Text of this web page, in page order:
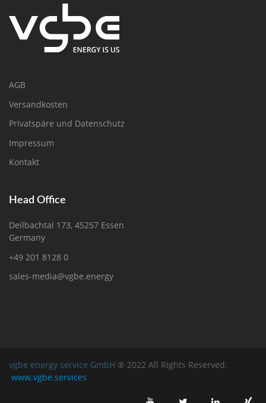
AGB
Versandkosten
Privatspäre und Datenschutz
Impressum
Kontakt
Head Office
Deilbachtal 173, 45257 Essen
Germany
+49 201 8128 0
sales-media@vgbe.energy
vgbe energy service GmbH ® 2022 All Rights Reserved.
www.vgbe.services